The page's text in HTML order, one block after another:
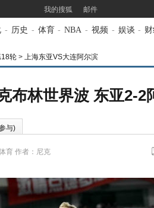
我的搜狐 邮件
- 历史 - 体育 - NBA - 视频 - 娱谈 -
轮 > 上海东亚VS大连阿尔滨
布林世界波 东亚2-2
与)
育 作者：尼克